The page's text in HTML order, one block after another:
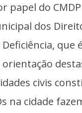
papel do
dos
Deficiência, que
civis
na cidade